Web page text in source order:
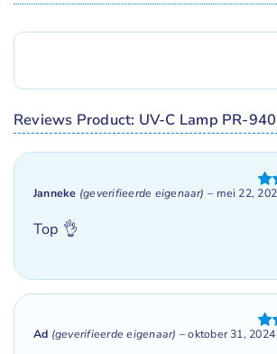
Reviews Product: UV-C Lamp PR-940
Janneke (geverifieerde eigenaar) – mei 22,
Top 👌
Ad (geverifieerde eigenaar) – oktober 31, 2024